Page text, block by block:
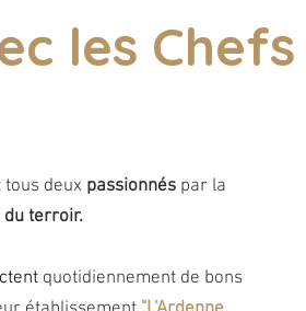
les Chefs
tous deux passionnés par la
du terroir.
quotidiennement de bons